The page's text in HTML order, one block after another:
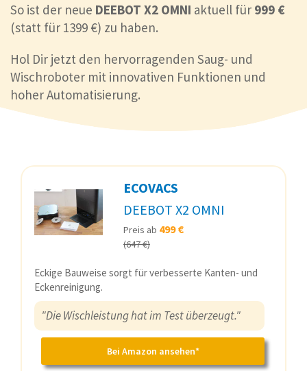
So ist der neue DEEBOT X2 OMNI aktuell für 999 €
(statt für 1399 €) zu haben.
Hol Dir jetzt den hervorragenden Saug- und
Wischroboter mit innovativen Funktionen und
hoher Automatisierung.
ECOVACS
DEEBOT X2 OMNI
Preis ab 499 €
(647 €)
Eckige Bauweise sorgt für verbesserte Kanten- und
Eckenreinigung.
"Die Wischleistung hat im Test überzeugt."
Bei Amazon ansehen*